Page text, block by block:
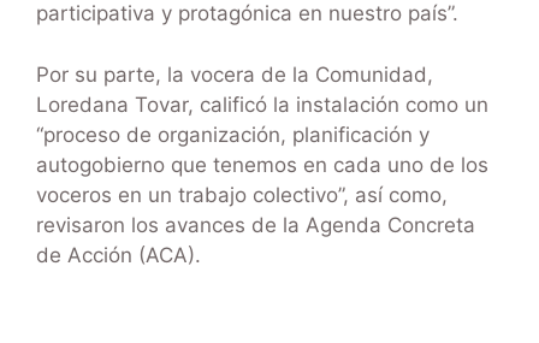
participativa y protagónica en nuestro país”.
Por su parte, la vocera de la Comunidad,
Loredana Tovar, calificó la instalación como un
“proceso de organización, planificación y
autogobierno que tenemos en cada uno de los
voceros en un trabajo colectivo”, así como,
revisaron los avances de la Agenda Concreta
de Acción (ACA).